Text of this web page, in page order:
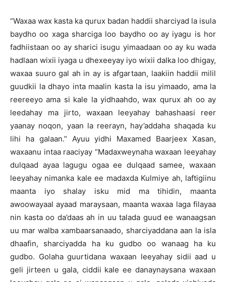
“Waxaa wax kasta ka qurux badan haddii sharciyad la isula
baydho oo xaga sharciga loo baydho oo ay iyagu is hor
fadhiistaan oo ay sharici isugu yimaadaan oo ay ku wada
hadlaan wixii iyaga u dhexeeyay iyo wixii dalka loo dhigay,
waxaa suuro gal ah in ay is afgartaan, laakiin haddii milil
guudkii la dhayo inta maalin kasta la isu yimaado, ama la
reereeyo ama si kale la yidhaahdo, wax qurux ah oo ay
leedahay ma jirto, waxaan leeyahay bahashaasi reer
yaanay noqon, yaan la reerayn, hay’addaha shaqada ku
lihi ha galaan.” Ayuu yidhi Maxamed Baarjeex Xasan,
waxaanu intaa raaciyay “Madaxweynaha waxaan leeyahay
dulqaad ayaa lagugu ogaa ee dulqaad samee, waxaan
leeyahay nimanka kale ee madaxda Kulmiye ah, laftigiinu
maanta iyo shalay isku mid ma tihidin, maanta
awoowayaal ayaad maraysaan, maanta waxaa laga filayaa
nin kasta oo da’daas ah in uu talada guud ee wanaagsan
uu mar walba xambaarsanaado, sharciyaddana aan la isla
dhaafin, sharciyadda ha ku gudbo oo wanaag ha ku
gudbo. Golaha guurtidana waxaan leeyahay sidii aad u
geli jirteen u gala, ciddii kale ee danaynaysana waxaan